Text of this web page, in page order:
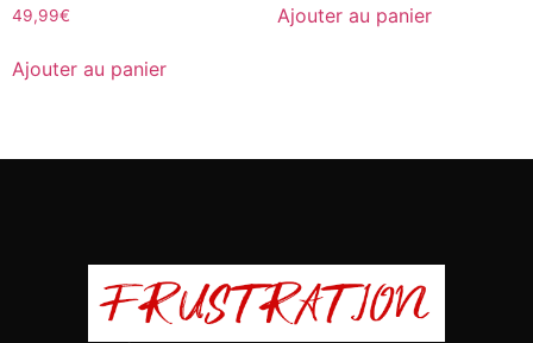
Note
5.00
49,99€
Ajouter au panier
Ajouter au panier